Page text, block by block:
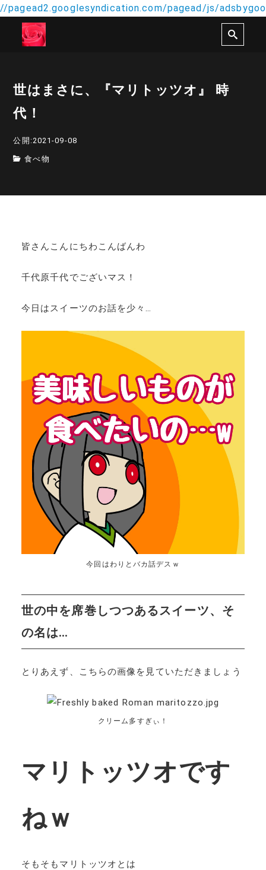
//pagead2.googlesyndication.com/pagead/js/
世はまさに、『マリトッツオ』 時
代！
公開:2021-09-08
食べ物
皆さんこんにちわこんばんわ
千代原千代でございマス！
今日はスイーツのお話を少々…
今回はわりとバカ話デスｗ
世の中を席巻しつつあるスイーツ、そ
の名は…
とりあえず、こちらの画像を見ていただきましょう
クリーム多すぎぃ！
マリトッツオです
ねｗ
そもそもマリトッツオとは